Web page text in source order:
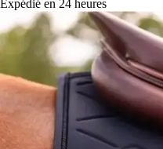
Expédié en 24 heures